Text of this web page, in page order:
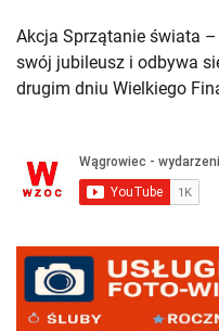
Akcja Sprzątanie świata
swój jubileusz i odbywa
drugim dniu Wielkiego